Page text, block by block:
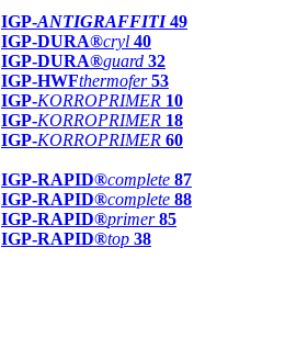
IGP-ANTIGRAFFITI49
IGP-DURA®cryl 40
IGP-DURA®guard 32
IGP-HWFthermofer 53
IGP-KORROPRIMER 10
IGP-KORROPRIMER 18
IGP-KORROPRIMER 60
IGP-RAPID®complete 87
IGP-RAPID®complete 88
IGP-RAPID®primer 85
IGP-RAPID®top 38